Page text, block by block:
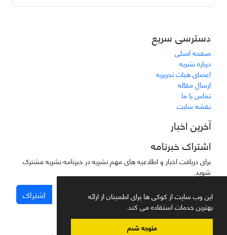
این وب سایت از کوکی ها برای اطمینان از ارائه
بهترین خدمات استفاده می کند.
متوجه شدم
دسترسی سریع
صفحه اصلی
درباره نشریه
اعضای هیات تحریریه
ارسال مقاله
تماس با ما
نقشه سایت
آخرین اخبار
اشتراک خبرنامه
برای دریافت اخبار و اطلاعیه های مهم نشریه در خبرنامه نشریه مشترک
شوید.
اشتراک